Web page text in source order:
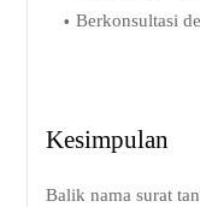
Berkonsultasi
Kesimpulan
Balik nama surat